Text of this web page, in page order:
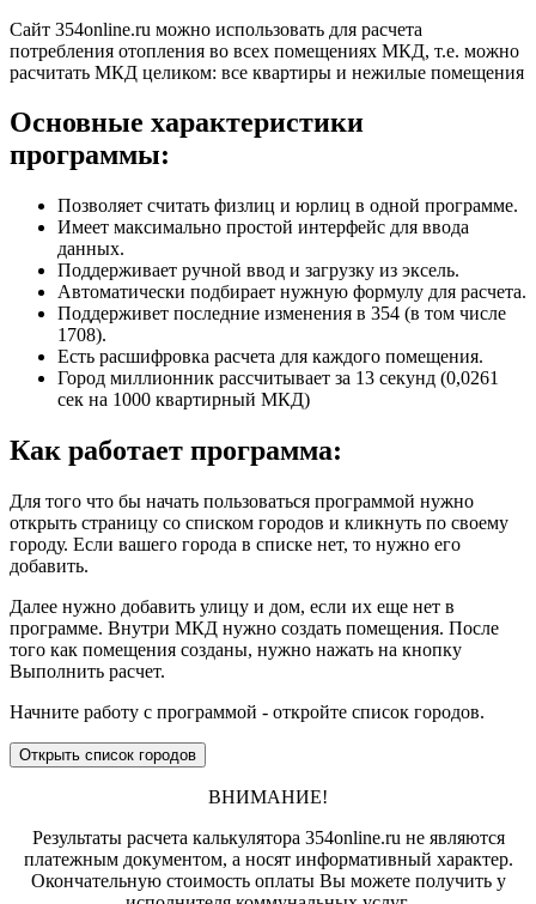
Сайт 354online.ru можно использовать для расчета
потребления отопления во всех помещениях МКД, т.е. можно
расчитать МКД целиком: все квартиры и нежилые помещения
Основные характеристики
программы:
Позволяет считать физлиц и юрлиц в одной программе.
Имеет максимально простой интерфейс для ввода
данных.
Поддерживает ручной ввод и загрузку из эксель.
Автоматически подбирает нужную формулу для расчета.
Поддерживет последние изменения в 354 (в том числе
1708).
Есть расшифровка расчета для каждого помещения.
Город миллионник рассчитывает за 13 секунд (0,0261
сек на 1000 квартирный МКД)
Как работает программа:
Для того что бы начать пользоваться программой нужно
открыть страницу со списком городов и кликнуть по своему
городу. Если вашего города в списке нет, то нужно его
добавить.
Далее нужно добавить улицу и дом, если их еще нет в
программе. Внутри МКД нужно создать помещения. После
того как помещения созданы, нужно нажать на кнопку
Выполнить расчет.
Начните работу с программой - откройте список городов.
Открыть список городов
ВНИМАНИЕ!
Результаты расчета калькулятора 354online.ru не являются
платежным документом, а носят информативный характер.
Окончательную стоимость оплаты Вы можете получить у